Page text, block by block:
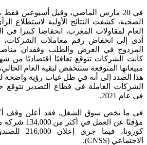
في 20 مارس الماضي، وقبل أسبوعين
الصحية، كشفت النتائج الأولية لاستطلاع
العام لمقاولات المغرب، انخفاضا كبيرا في
أدى إلى انخفاض رقم معاملات الشركات،
المزدوج في العرض والطلب وفقدان
كانت الشركات تتوقع تعافيًا اقتصاديًا من
مبيعاتها المتوقعة ستنخفض لبقية العام
الشركات العاملة في قطاع التصدير
في عام 2021.
مؤقتًا عن
كورونا،
الاجتماعي (CNSS).